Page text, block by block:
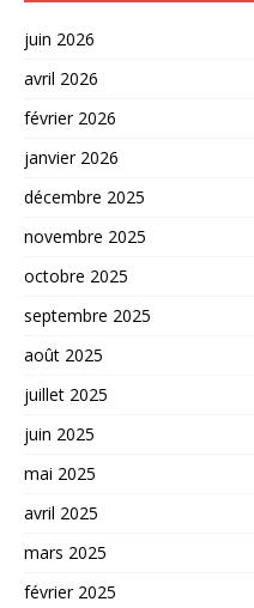
juin 2026
avril 2026
février 2026
janvier 2026
décembre 2025
novembre 2025
octobre 2025
septembre 2025
août 2025
juillet 2025
juin 2025
mai 2025
avril 2025
mars 2025
février 2025